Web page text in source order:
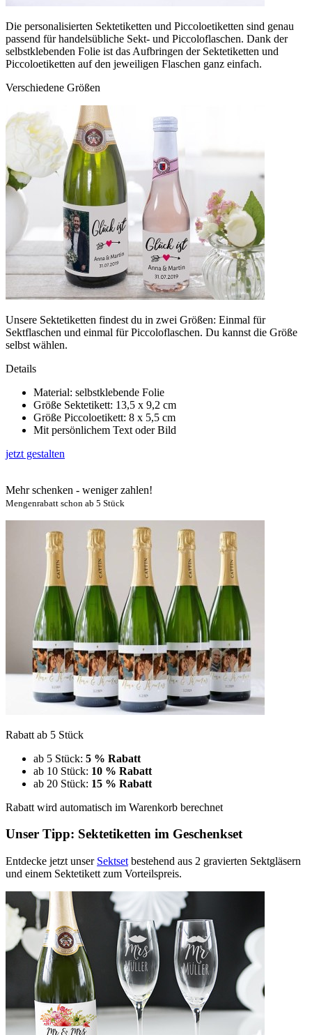
Die personalisierten Sektetiketten und Piccoloetiketten sind genau
passend für handelsübliche Sekt- und Piccoloflaschen. Dank der
selbstklebenden Folie ist das Aufbringen der Sektetiketten und
Piccoloetiketten auf den jeweiligen Flaschen ganz einfach.
Verschiedene Größen
Unsere Sektetiketten findest du in zwei Größen: Einmal für
Sektflaschen und einmal für Piccoloflaschen. Du kannst die Größe
selbst wählen.
Details
Material: selbstklebende Folie
Größe Sektetikett: 13,5 x 9,2 cm
Größe Piccoloetikett: 8 x 5,5 cm
Mit persönlichem Text oder Bild
jetzt gestalten
Mehr schenken - weniger zahlen!
Mengenrabatt schon ab 5 Stück
Rabatt ab 5 Stück
ab 5 Stück: 5 % Rabatt
ab 10 Stück: 10 % Rabatt
ab 20 Stück: 15 % Rabatt
Rabatt wird automatisch im Warenkorb berechnet
Unser Tipp: Sektetiketten im Geschenkset
Entdecke jetzt unser Sektset bestehend aus 2 gravierten Sektgläsern
und einem Sektetikett zum Vorteilspreis.